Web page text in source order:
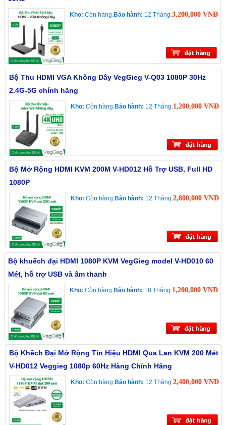
Kho: Còn hàng.Bảo hành: 12 Tháng.3,200,000 VNĐ
Bộ Thu HDMI VGA Không Dây VegGieg V-Q03 1080P 30Hz
2.4G-5G chính hãng
Kho: Còn hàng.Bảo hành: 12 Tháng.1,200,000 VNĐ
Bộ Mở Rộng HDMI KVM 200M V-HD012 Hỗ Trợ USB, Full HD
1080P
Kho: Còn hàng.Bảo hành: 12 Tháng.2,800,000 VNĐ
Bộ khuếch đại HDMI 1080P KVM VegGieg model V-HD010 60
Mét, hỗ trợ USB và âm thanh
Kho: Còn hàng.Bảo hành: 18 Tháng.1,200,000 VNĐ
Bộ Khếch Đại Mở Rộng Tín Hiệu HDMI Qua Lan KVM 200 Mét
V-HD012 Veggieg 1080p 60Hz Hàng Chính Hãng
Kho: Còn hàng.Bảo hành: 12 Tháng.2,400,000 VNĐ